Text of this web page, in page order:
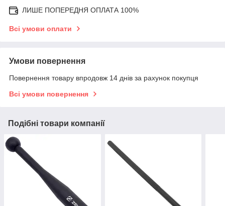
ЛИШЕ ПОПЕРЕДНЯ ОПЛАТА 100%
Всі умови оплати
Умови повернення
Повернення товару впродовж 14 днів за рахунок покупця
Всі умови повернення
Подібні товари компанії